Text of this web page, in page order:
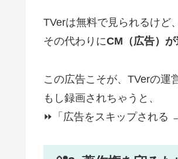
TVerは無料で見られるけど、
その代わりにCM（広告）
この広告こそが、TVerの運
もし録画されちゃうと、
⏩「広告をスキップされ